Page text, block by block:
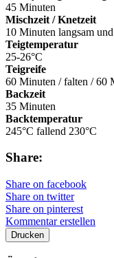
45 Minuten
Mischzeit / Knetzeit
10 Minuten langsam
Teigtemperatur
25-26°C
Teigreife
60 Minuten / falten / 60
Backzeit
35 Minuten
Backtemperatur
245°C fallend 230°C
Share:
Share on facebook
Share on twitter
Share on pinterest
Kommentar erstellen
Drucken